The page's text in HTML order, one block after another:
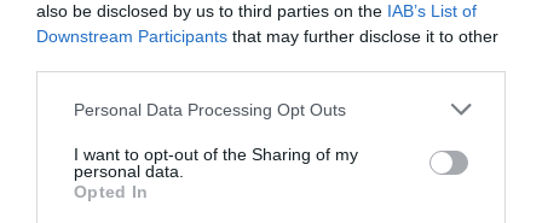
also be disclosed by us to third parties on the IAB’s List of
Downstream Participants that may further disclose it to other
Please note that this website/app uses one or more Google
not limited to your visit or usage behaviour. You may click to
grant or deny consent to Google and its third-party tags to
use your data for below specified purposes in below Google
Personal Data Processing Opt Outs
I want to opt-out of the Sharing of my
personal data.
Opted In
Ναύπλιο: Στον ανακριτή οι δύο νεαροί Ινδοί
για την δολοφονία του 58χρονου
έξω από το δικαστήριο
Δεκαπενταύγουστο: Πώς αμείβονται οι
εργαζόμενοι στην αργία